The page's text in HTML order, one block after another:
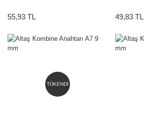
55,93 TL 49,83 TL
TÜKENDİ